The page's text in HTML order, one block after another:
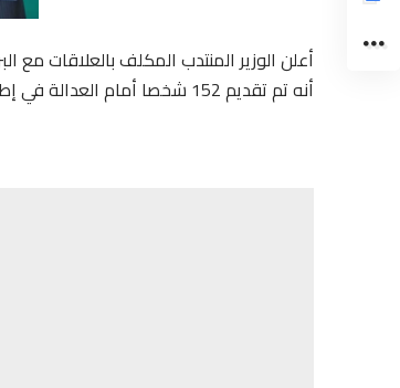
أنه تم تقديم 152 شخصا أمام العدالة في إطار محاربة دعوات التحريض على الهجرة غير القانونية.